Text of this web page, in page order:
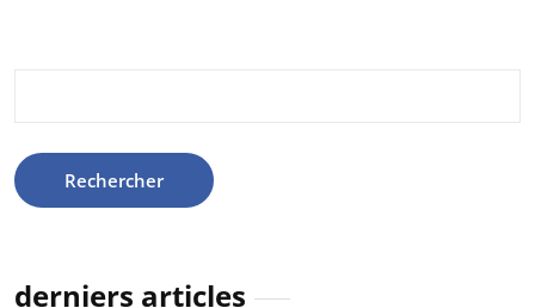
derniers articles